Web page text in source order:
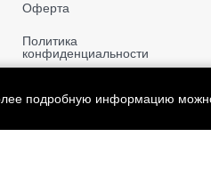
Оферта
Политика
конфиденциальности
подробную информацию